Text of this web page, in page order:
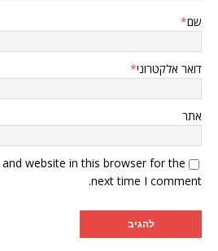
שם*
דואר אלקטרוני*
אתר
website in this browser for the
next time I comment.